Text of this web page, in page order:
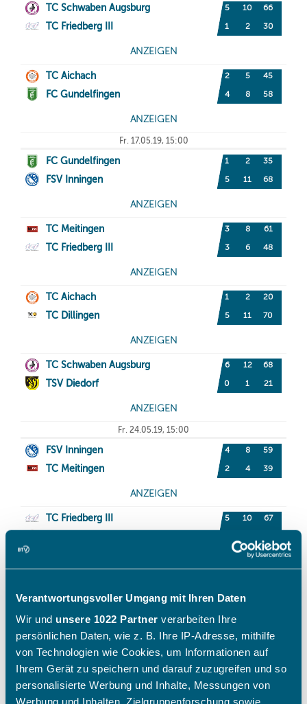
Verantwortungsvoller Umgang mit Ihren Daten
Wir und unsere 1022 Partner verarbeiten Ihre
persönlichen Daten, wie z. B. Ihre IP-Adresse, mithilfe
von Technologien wie Cookies, um Informationen auf
Ihrem Gerät zu speichern und darauf zuzugreifen und so
personalisierte Werbung und Inhalte, Messungen von
Werbung und Inhalten, Zielgruppenforschung sowie